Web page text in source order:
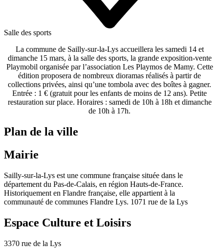
Salle des sports
La commune de Sailly‑sur‑la‑Lys accueillera lessamedi 14 et
dimanche 15 mars, à la salle des sports, la grande exposition‑vente
Playmobil organisée par l’association Les Playmos de Mamy. Cette
édition proposera de nombreux dioramas réalisés à partir de
collections privées, ainsi qu’une tombola avec des boîtes à gagner.
Entrée : 1 € (gratuit pour les enfants de moins de 12 ans). Petite
restauration sur place. Horaires : samedi de 10h à 18h et dimanche
de 10h à 17h.
Plan de la ville
Mairie
Sailly-sur-la-Lys est une commune française située dans le
département du Pas-de-Calais, en région Hauts-de-France.
Historiquement en Flandre française, elle appartient à la
communauté de communes Flandre Lys. 1071 rue de la Lys
Espace Culture et Loisirs
3370 rue de la Lys